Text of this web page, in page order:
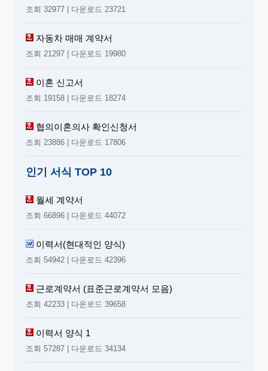
조회 32977 | 다운로드 23721
자동차 매매 계약서
조회 21297 | 다운로드 19980
이혼 신고서
조회 19158 | 다운로드 18274
협의이혼의사 확인신청서
조회 23886 | 다운로드 17806
인기 서식 TOP 10
월세 계약서
조회 66896 | 다운로드 44072
이력서(현대적인 양식)
조회 54942 | 다운로드 42396
근로계약서 (표준근로계약서 모음)
조회 42233 | 다운로드 39658
이력서 양식 1
조회 57287 | 다운로드 34134